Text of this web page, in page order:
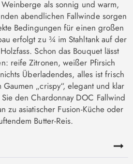
als sonnig und warm,
abendlichen Fallwinde sorgen
Bedingungen für einen großen
erfolgt zu ¾ im Stahltank auf der
Schon das Bouquet lässt
reife Zitronen, weißer Pfirsich
Überladendes, alles ist frisch
„crispy“, elegant und klar
den Chardonnay DOC Fallwind
zu asiatischer Fusion-Küche oder
Butter-Reis.